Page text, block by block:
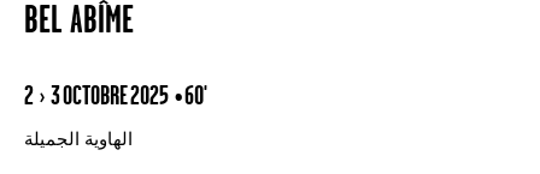
BEL ABÎME
2 › 3 OCTOBRE 2025 • 60'
الهاوية الجميلة